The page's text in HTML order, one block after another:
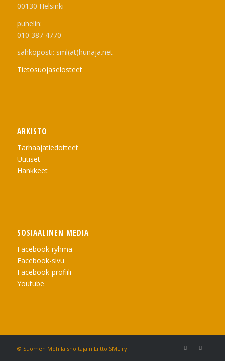
00130 Helsinki
puhelin:
010 387 4770
sähköposti: sml(at)hunaja.net
Tietosuojaselosteet
ARKISTO
Tarhaajatiedotteet
Uutiset
Hankkeet
SOSIAALINEN MEDIA
Facebook-ryhmä
Facebook-sivu
Facebook-profiili
Youtube
© Suomen Mehiläishoitajain Liitto SML ry